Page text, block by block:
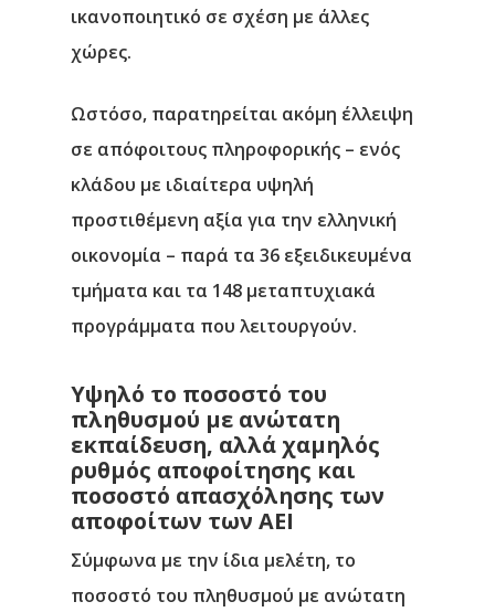
ικανοποιητικό σε σχέση με άλλες
χώρες.
Ωστόσο, παρατηρείται ακόμη έλλειψη
σε απόφοιτους πληροφορικής – ενός
κλάδου με ιδιαίτερα υψηλή
προστιθέμενη αξία για την ελληνική
οικονομία – παρά τα 36 εξειδικευμένα
τμήματα και τα 148 μεταπτυχιακά
προγράμματα που λειτουργούν.
Υψηλό το ποσοστό του
πληθυσμού με ανώτατη
εκπαίδευση, αλλά χαμηλός
ρυθμός αποφοίτησης και
ποσοστό απασχόλησης των
αποφοίτων των ΑΕΙ
Σύμφωνα με την ίδια μελέτη, το
ποσοστό του πληθυσμού με ανώτατη